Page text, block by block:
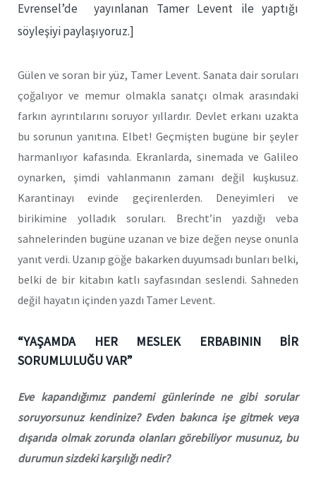
Evrensel’de yayınlanan Tamer Levent ile yaptığı
söyleşiyi paylaşıyoruz.]
Gülen ve soran bir yüz, Tamer Levent. Sanata dair soruları
çoğalıyor ve memur olmakla sanatçı olmak arasındaki
farkın ayrıntılarını soruyor yıllardır. Devlet erkanı uzakta
bu sorunun yanıtına. Elbet! Geçmişten bugüne bir şeyler
harmanlıyor kafasında. Ekranlarda, sinemada ve Galileo
oynarken, şimdi vahlanmanın zamanı değil kuşkusuz.
Karantinayı evinde geçirenlerden. Deneyimleri ve
birikimine yolladık soruları. Brecht’in yazdığı veba
sahnelerinden bugüne uzanan ve bize değen neyse onunla
yanıt verdi. Uzanıp göğe bakarken duyumsadı bunları belki,
belki de bir kitabın katlı sayfasından seslendi. Sahneden
değil hayatın içinden yazdı Tamer Levent.
“YAŞAMDA HER MESLEK ERBABININ BİR
SORUMLULUĞU VAR”
Eve kapandığımız pandemi günlerinde ne gibi sorular
soruyorsunuz kendinize? Evden bakınca işe gitmek veya
dışarıda olmak zorunda olanları görebiliyor musunuz, bu
durumun sizdeki karşılığı nedir?